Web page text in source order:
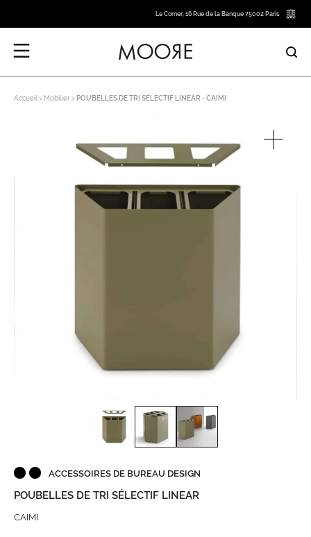
Le Corner, 16 Rue de la Banque 75002 Paris
Accueil Mobilier POUBELLES DE TRI SÉLECTIF LINEAR - CAIMI
ACCESSOIRES DE BUREAU DESIGN
POUBELLES DE TRI SÉLECTIF LINEAR
CAIMI